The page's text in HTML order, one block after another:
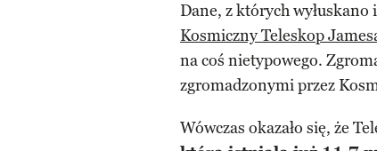
Dane, z których wyłuskano
Kosmiczny Teleskop
na coś nietypowego.
zgromadzonymi przez
Wówczas okazało się, że